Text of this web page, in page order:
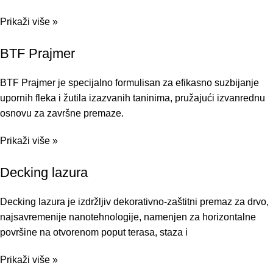
Prikaži više »
BTF Prajmer
BTF Prajmer je specijalno formulisan za efikasno suzbijanje
upornih fleka i žutila izazvanih taninima, pružajući izvanrednu
osnovu za završne premaze.
Prikaži više »
Decking lazura
Decking lazura je izdržljiv dekorativno-zaštitni premaz za drvo,
najsavremenije nanotehnologije, namenjen za horizontalne
površine na otvorenom poput terasa, staza i
Prikaži više »